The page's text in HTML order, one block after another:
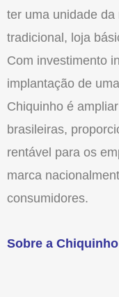
ter uma unidade
tradicional, loja
Com investimento
implantação de
Chiquinho é
brasileiras,
rentável para os
marca
consumidores.
Sobre a